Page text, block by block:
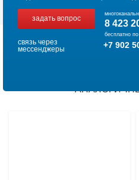
задать вопрос 8 423
бесплатно
связь через
мессенджеры
+7 902